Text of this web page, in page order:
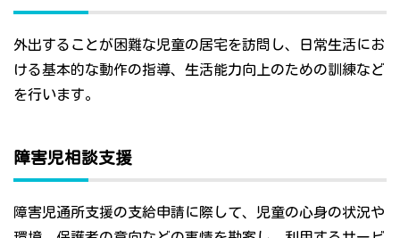
外出することが困難な児童の居宅を訪問し、日常生活にお
ける基本的な動作の指導、生活能力向上のための訓練など
を行います。
障害児相談支援
障害児通所支援の支給申請に際して、児童の心身の状況や